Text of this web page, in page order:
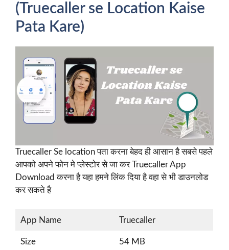
(Truecaller se Location Kaise
Pata Kare)
Truecaller Se location पता करना बेहद ही आसान है सबसे पहले
आपको अपने फोन मे प्लेस्टोर से जा कर Truecaller App
Download करना है यहा हमने लिंक दिया है वहा से भी डाउनलोड
कर सकते है
App Name Truecaller
Size 54 MB